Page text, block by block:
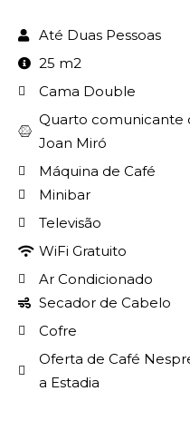
Até Duas Pessoas
25 m2
Cama Double
Quarto comunicante
Joan Miró
Máquina de Café
Minibar
Televisão
WiFi Gratuito
Ar Condicionado
Secador de Cabelo
Cofre
Oferta de Café
a Estadia